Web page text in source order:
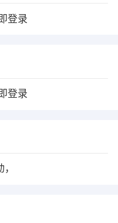
登录
登录